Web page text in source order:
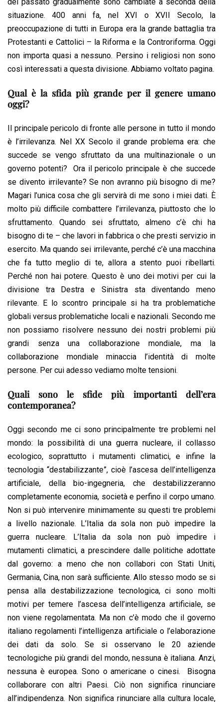
situazione. 400 anni fa, nel XVI o XVII Secolo, la
preoccupazione di tutti in Europa era la grande battaglia tra
Protestanti e Cattolici – la Riforma e la Controriforma. Oggi
non importa quasi a nessuno. Persino i religiosi non sono
così interessati a questa divisione. Abbiamo voltato pagina.
Qual è la sfida più grande per il genere umano
oggi?
Il principale pericolo di fronte alle persone in tutto il mondo
è l’irrilevanza. Nel XX Secolo il grande problema era: che
succede se vengo sfruttato da una multinazionale o un
governo potenti? Ora il pericolo principale è che succede
se divento irrilevante? Se non avranno più bisogno di me?
Magari l’unica cosa che gli servirà di me sono i miei dati. È
molto più difficile combattere l’irrilevanza, piuttosto che lo
sfruttamento. Quando sei sfruttato, almeno c’è chi ha
bisogno di te – che lavori in fabbrica o che presti servizio in
esercito. Ma quando sei irrilevante, perché c’è una macchina
che fa tutto meglio di te, allora a stento puoi ribellarti.
Perché non hai potere. Questo è uno dei motivi per cui la
divisione tra Destra e Sinistra sta diventando meno
rilevante. E lo scontro principale si ha tra problematiche
globali versus problematiche locali e nazionali. Secondo me
non possiamo risolvere nessuno dei nostri problemi più
grandi senza una collaborazione mondiale, ma la
collaborazione mondiale minaccia l’identità di molte
persone. Per cui adesso vediamo molte tensioni.
Quali sono le sfide più importanti dell’era
contemporanea?
Oggi secondo me ci sono principalmente tre problemi nel
mondo: la possibilità di una guerra nucleare, il collasso
ecologico, soprattutto i mutamenti climatici, e infine la
tecnologia “destabilizzante”, cioè l’ascesa dell’intelligenza
artificiale, della bio-ingegneria, che destabilizzeranno
completamente economia, società e perfino il corpo umano.
Non si può intervenire minimamente su questi tre problemi
a livello nazionale. L’Italia da sola non può impedire la
guerra nucleare. L’Italia da sola non può impedire i
mutamenti climatici, a prescindere dalle politiche adottate
dal governo: a meno che non collabori con Stati Uniti,
Germania, Cina, non sarà sufficiente. Allo stesso modo se si
pensa alla destabilizzazione tecnologica, ci sono molti
motivi per temere l’ascesa dell’intelligenza artificiale, se
non viene regolamentata. Ma non c’è modo che il governo
italiano regolamenti l’intelligenza artificiale o l’elaborazione
dei dati da solo. Se si osservano le 20 aziende
tecnologiche più grandi del mondo, nessuna è italiana. Anzi,
nessuna è europea. Sono o americane o cinesi. Bisogna
collaborare con altri Paesi. Ciò non significa rinunciare
all’indipendenza. Non significa rinunciare alla cultura locale,